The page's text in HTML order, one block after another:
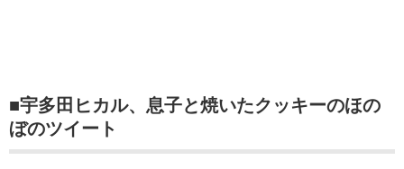
■宇多田ヒカル、息子と焼いたクッキーのほの
ぼのツイート